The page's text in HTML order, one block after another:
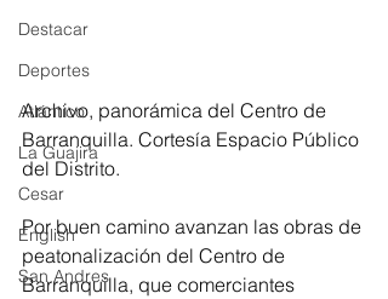
Destacar
Deportes
Atlántico
La Guajira
Cesar
English
San Andres
Archivo, panorámica del Centro de
Barranquilla. Cortesía Espacio Público
del Distrito.
Por buen camino avanzan las obras de
peatonalización del Centro de
Barranquilla, que comerciantes